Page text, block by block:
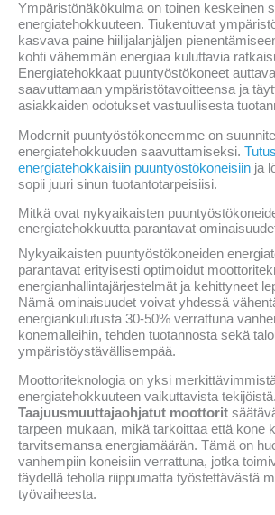
Ympäristönäkökulma on toinen keskeinen
energiatehokkuuteen. Tiukentuvat
kasvava paine hiilijalanjäljen
kohti vähemmän energiaa kuluttavia
Energiatehokkaat puuntyöstökoneet
saavuttamaan ympäristötavoitteensa ja
asiakkaiden odotukset vastuullisesta
Modernit puuntyöstökoneemme on
energiatehokkuuden saavuttamiseksi.
energiatehokkaisiin puuntyöstökoneisiin ja
sopii juuri sinun tuotantotarpeisiisi.
Mitkä ovat nykyaikaisten
energiatehokkuutta parantavat
Nykyaikaisten puuntyöstökoneiden
parantavat erityisesti optimoidut
energianhallintajärjestelmät ja kehittyneet
Nämä ominaisuudet voivat yhdessä
energiankulutusta 30-50% verrattuna
konemalleihin, tehden tuotannosta sekä
ympäristöystävällisempää.
Moottoriteknologia on yksi
energiatehokkuuteen vaikuttavista tekijöistä.
Taajuusmuuttajaohjatut moottorit
tarpeen mukaan, mikä tarkoittaa että kone
tarvitsemansa energiamäärän. Tämä on
vanhempiin koneisiin verrattuna, jotka
täydellä teholla riippumatta työstettävästä
työvaiheesta.